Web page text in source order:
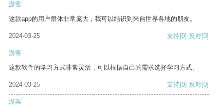
游客
这款app的用户群体非常庞大，我可以结识到来自世界各地的朋友。
2024-03-25 支持[0] 反对[0]
游客
这款软件的学习方式非常灵活，可以根据自己的需求选择学习方式。
2024-03-25 支持[0] 反对[0]
游客